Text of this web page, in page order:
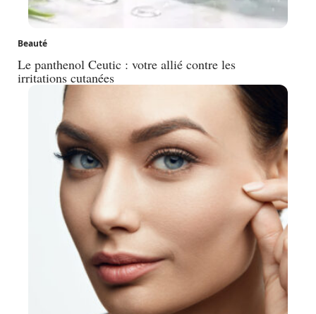
Beauté
Le panthenol Ceutic : votre allié contre les
irritations cutanées